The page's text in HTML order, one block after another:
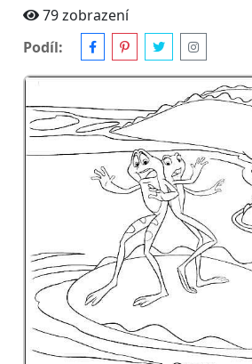
79 zobrazení
Podíl: